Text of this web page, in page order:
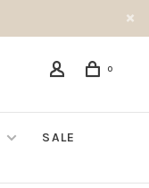
0
SALE